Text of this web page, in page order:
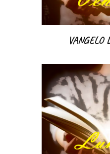
VANGELO